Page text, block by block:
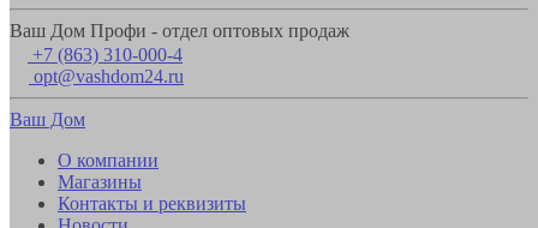
Ваш Дом Профи - отдел оптовых продаж
+7 (863) 310-000-4
opt@vashdom24.ru
Ваш Дом
О компании
Магазины
Контакты и реквизиты